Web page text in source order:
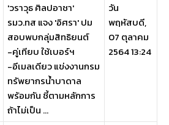
'วราวุธ ศิลปอาชา'
รมว.ทส แจง 'อิศรา' ปม
สอบพบกลุ่มสิทธิยนต์
-คู่เทียบ ใช้เบอร์ฯ
-อีเมลเดียว แข่งงานกรม
ทรัพยากรน้ำบาดาล
พร้อมกัน ชี้ตามหลักการ
ถ้าไม่เป็น ...
วัน
พฤหัสบดี,
07 ตุลาคม
2564 13:24